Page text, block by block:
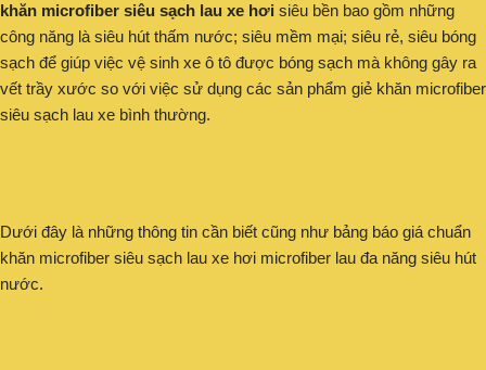
khăn microfiber siêu sạch lau xe hơi siêu bền bao gồm những
công năng là siêu hút thấm nước; siêu mềm mại; siêu rẻ, siêu bóng
sạch để giúp việc vệ sinh xe ô tô được bóng sạch mà không gây ra
vết trầy xước so với việc sử dụng các sản phẩm giẻ khăn microfiber
siêu sạch lau xe bình thường.
Dưới đây là những thông tin cần biết cũng như bảng báo giá chuẩn
khăn microfiber siêu sạch lau xe hơi microfiber lau đa năng siêu hút
nước.